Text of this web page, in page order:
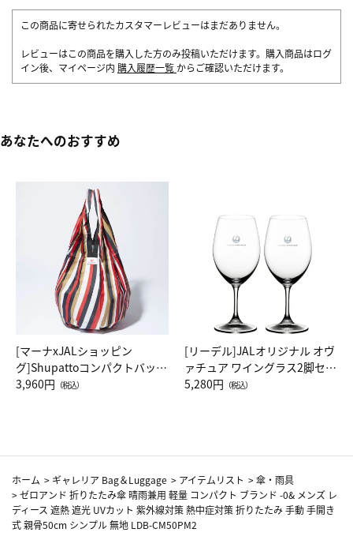
この商品に寄せられたカスタマーレビューはまだありません。
レビューはこの商品を購入した方のみ投稿いただけます。購入商品はログ
イン後、マイページ内 購入履歴一覧 からご確認いただけます。
あなたへのおすすめ
[マーナxJALショッピン
グ]Shupattoコンパクトバッグ
Drop JAL客室乗務員（LC）ス
3,960円 （税込）
[リーデル]JALオリジナル オヴ
ァチュア ワイングラス2脚セッ
ト（レッドワイン）
5,280円 （税込）
ホーム > ギャレリア Bag＆Luggage > アイテムリスト >傘・雨具
>ゼロアンド 折りたたみ傘 晴雨兼用 軽量 コンパクト ブランド -0& メンズ レ
ディース 遮熱 遮光 UVカット 紫外線対策 熱中症対策 折りたたみ 手動 手開き
式 親骨50cm シンプル 無地 LDB-CM50PM2